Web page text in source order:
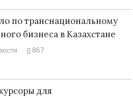
по транснациональному
бизнеса в Казахстане
867
для